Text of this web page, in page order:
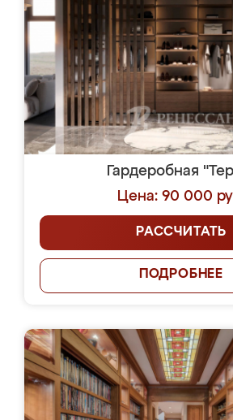
Гардеробная
Цена: 90 000
РАССЧИТАТЬ
ПОДРОБНЕЕ